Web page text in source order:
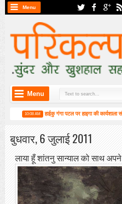
Menu
Menu
10:08 AM हाईकु गंगा पटल पर हाइगा की कार्यशाला संपन्न
बुधवार, 6 जुलाई 2011
लाया हूँ शांतनु सान्याल को साथ अपने